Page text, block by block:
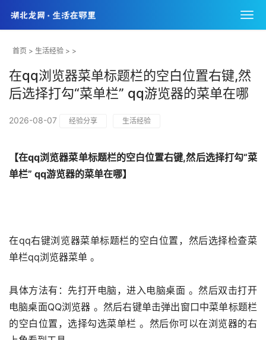
首页 > 生活经验 > >
在qq浏览器菜单标题栏的空白位置右键,然
后选择打勾“菜单栏” qq游览器的菜单在哪
2026-08-07 经验分享 生活经验
【在qq浏览器菜单标题栏的空白位置右键,然后选择打勾“菜
单栏” qq游览器的菜单在哪】
在qq右键浏览器菜单标题栏的空白位置，然后选择检查菜
单栏qq浏览器菜单 。
具体方法有：先打开电脑，进入电脑桌面 。然后双击打开
电脑桌面QQ浏览器 。然后右键单击弹出窗口中菜单标题栏
的空白位置，选择勾选菜单栏 。然后你可以在浏览器的右